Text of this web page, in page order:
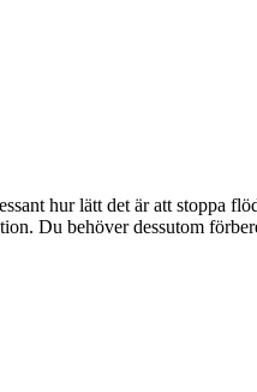
hur lätt det är att stoppa
Du behöver dessutom